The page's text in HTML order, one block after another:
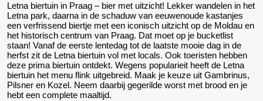
Letna biertuin in Praag – bier met uitzicht! Lekker wandelen in het
Letna park, daarna in de schaduw van eeuwenoude kastanjes
een verfrissend biertje met een iconisch uitzicht op de Moldau en
het historisch centrum van Praag. Dat moet op je bucketlist
staan! Vanaf de eerste lentedag tot de laatste mooie dag in de
herfst zit de Letna biertuin vol met locals. Ook toeristen hebben
deze prima biertuin ontdekt. Wegens popularieit heeft de Letna
biertuin het menu flink uitgebreid. Maak je keuze uit Gambrinus,
Pilsner en Kozel. Neem daarbij gegerilde worst met brood en je
hebt een complete maaltijd.